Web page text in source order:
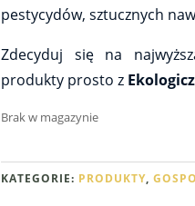
pestycydów, sztucznych
Zdecyduj się na
produkty prosto z
Brak w magazynie
KATEGORIE: PRODUKTY,